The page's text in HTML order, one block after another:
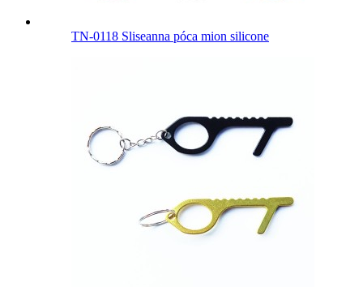
TN-0118 Sliseanna póca mion silicone